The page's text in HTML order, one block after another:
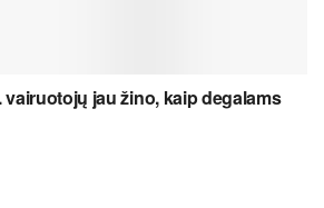
vairuotojų jau žino, kaip degalams